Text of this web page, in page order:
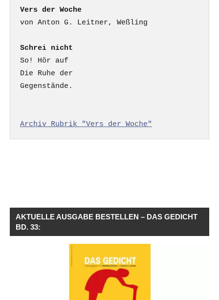
Vers der Woche
Schrei nicht
So! Hör auf
Die Ruhe der
Gegenstände.
Archiv Rubrik "Vers der Woche"
AKTUELLE AUSGABE BESTELLEN – DAS GEDICHT
BD. 33: